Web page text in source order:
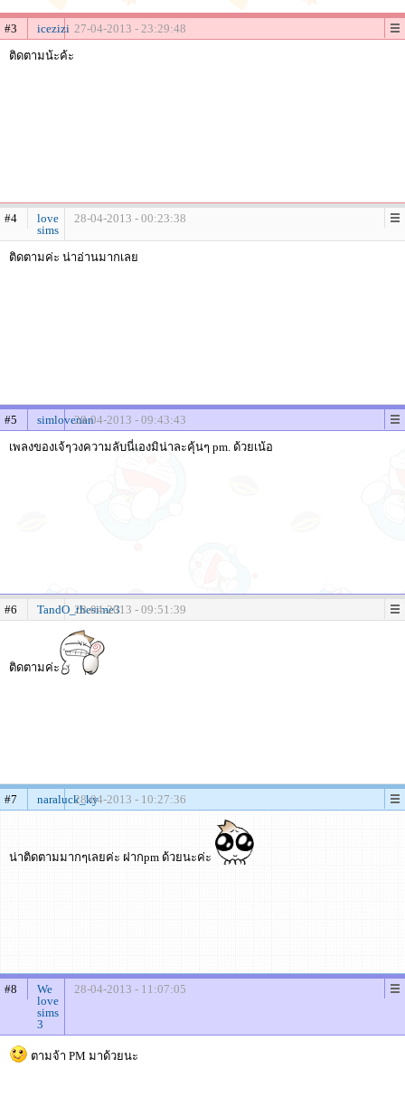
#3 icezizi 27-04-2013 - 23:29:48
ติดตามน้ะค้ะ
#4
love
sims
28-04-2013 - 00:23:38
ติดตามค่ะ น่าอ่านมากเลย
#5 simlovenan28-04-2013 - 09:43:43
เพลงของเจ้ๆวงความลับนี่เองมิน่าละคุ้นๆ pm. ด้วยเน้อ
#6 TandO_thesime3
28-04-2013 - 09:51:39
ติดตามค่ะ
#7 naraluck_ky28-04-2013 - 10:27:36
น่าติดตามมากๆเลยค่ะ ฝากpm ด้วยนะค่ะ
#8
We
love
sims
3
28-04-2013 - 11:07:05
ตามจ้า PM มาด้วยนะ